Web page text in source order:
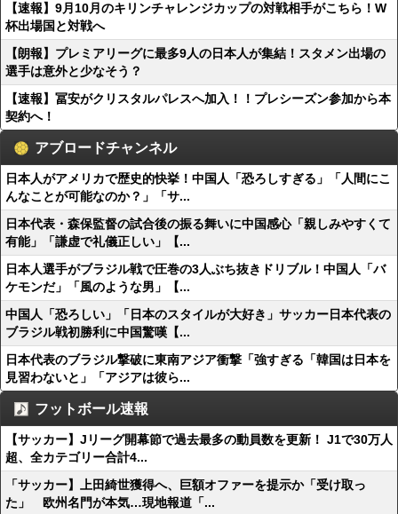
【速報】9月10月のキリンチャレンジカップの対戦相手がこちら！W
杯出場国と対戦へ
【朗報】プレミアリーグに最多9人の日本人が集結！スタメン出場の
選手は意外と少なそう？
【速報】冨安がクリスタルパレスへ加入！！プレシーズン参加から本
契約へ！
アブロードチャンネル
日本人がアメリカで歴史的快挙！中国人「恐ろしすぎる」「人間にこ
んなことが可能なのか？」「サ...
日本代表・森保監督の試合後の振る舞いに中国感心「親しみやすくて
有能」「謙虚で礼儀正しい」【...
日本人選手がブラジル戦で圧巻の3人ぶち抜きドリブル！中国人「バ
ケモンだ」「風のような男」【...
中国人「恐ろしい」「日本のスタイルが大好き」サッカー日本代表の
ブラジル戦初勝利に中国驚嘆【...
日本代表のブラジル撃破に東南アジア衝撃「強すぎる「韓国は日本を
見習わないと」「アジアは彼ら...
フットボール速報
【サッカー】Jリーグ開幕節で過去最多の動員数を更新！ J1で30万人
超、全カテゴリー合計4...
「サッカー】上田綺世獲得へ、巨額オファーを提示か「受け取っ
た」 欧州名門が本気…現地報道「...